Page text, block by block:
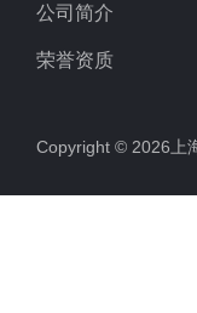
公司简介
荣誉资质
Copyright © 2026上